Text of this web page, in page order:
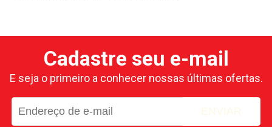
Cadastre seu e-mail
E seja o primeiro a conhecer nossas últimas ofertas.
ENVIAR